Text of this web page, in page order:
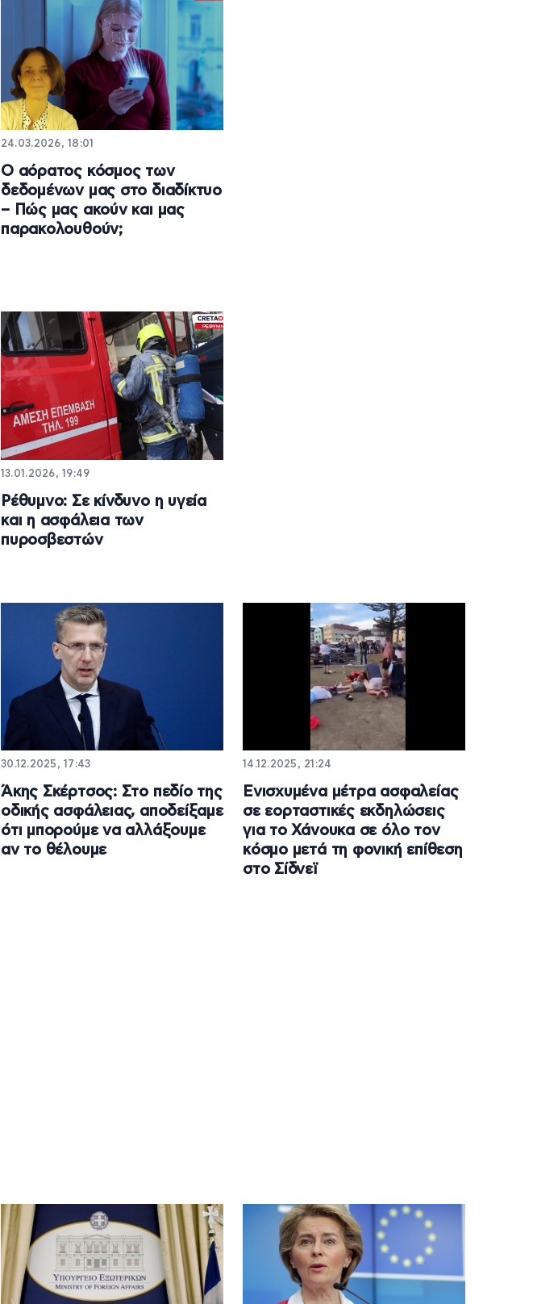
24.03.2026, 18:01
Ο αόρατος κόσμος των
δεδομένων μας στο διαδίκτυο
– Πώς μας ακούν και μας
παρακολουθούν;
13.01.2026, 19:49
Ρέθυμνο: Σε κίνδυνο η υγεία
και η ασφάλεια των
πυροσβεστών
30.12.2025, 17:43
Άκης Σκέρτσος: Στο πεδίο της
οδικής ασφάλειας, αποδείξαμε
ότι μπορούμε να αλλάξουμε
αν το θέλουμε
14.12.2025, 21:24
Ενισχυμένα μέτρα ασφαλείας
σε εορταστικές εκδηλώσεις
για το Χάνουκα σε όλο τον
κόσμο μετά τη φονική επίθεση
στο Σίδνεϊ